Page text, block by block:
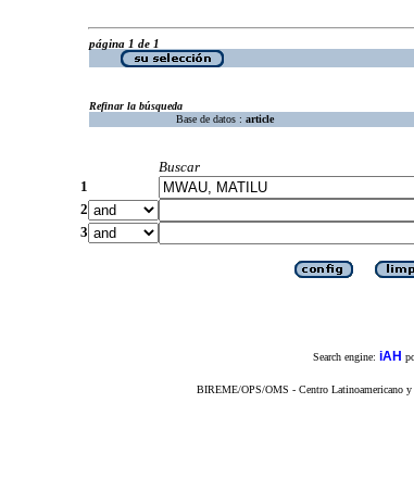
página 1 de 1
Refinar la búsqueda
Base de datos : article
Buscar
1
2
3
Search engine: iAH
BIREME/OPS/OMS - Centro Latinoamericano